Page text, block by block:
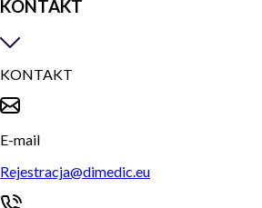
KONTAKT
KONTAKT
E-mail
Rejestracja@dimedic.eu